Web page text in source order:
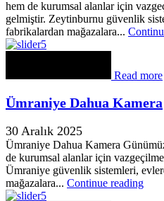
hem de kurumsal alanlar için
gelmiştir. Zeytinburnu güvenlik
fabrikalardan mağazalara...
Read more
Ümraniye Dahua Kamera
30 Aralık 2025
Ümraniye Dahua Kamera
de kurumsal alanlar için
Ümraniye güvenlik sistemleri,
mağazalara... Continue reading